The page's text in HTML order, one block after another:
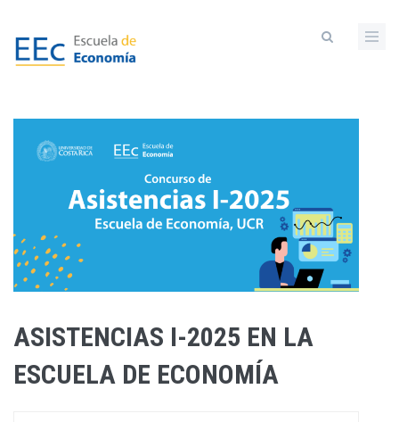
contenido
ASISTENCIAS I-2025 EN LA
ESCUELA DE ECONOMÍA